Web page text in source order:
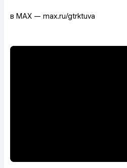
в MAX — max.ru/gtrktuva